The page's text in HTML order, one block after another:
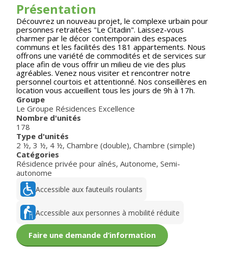
Présentation
Découvrez un nouveau projet, le complexe urbain pour
personnes retraitées "Le Citadin". Laissez-vous
charmer par le décor contemporain des espaces
communs et les facilités des 181 appartements. Nous
offrons une variété de commodités et de services sur
place afin de vous offrir un milieu de vie des plus
agréables. Venez nous visiter et rencontrer notre
personnel courtois et attentionné. Nos conseillères en
location vous accueillent tous les jours de 9h à 17h.
Groupe
Le Groupe Résidences Excellence
Nombre d'unités
178
Type d'unités
2 ½, 3 ½, 4 ½, Chambre (double), Chambre (simple)
Catégories
Résidence privée pour aînés, Autonome, Semi-
autonome
Accessible aux fauteuils roulants
Accessible aux personnes à mobilité réduite
Faire une demande d’information